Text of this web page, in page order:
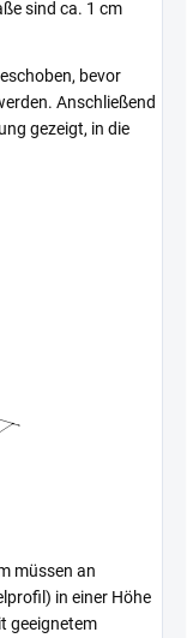
sind ca. 1 cm
bevor
Anschließend
gezeigt, in die
müssen an
in einer Höhe
geeignetem